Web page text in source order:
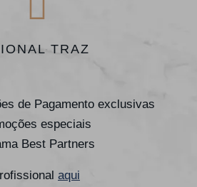
TRAZ
de Pagamento exclusivas
especiais
Best Partners
aqui